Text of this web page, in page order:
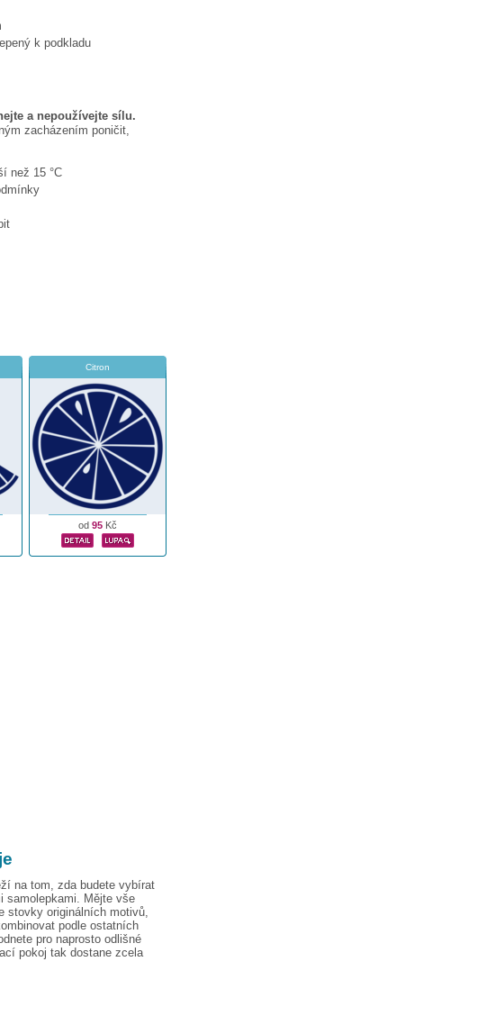
k podkladu
a nepoužívejte sílu.
zacházením poničit,
než 15 °C
Citron
od 95 Kč
na tom, zda budete vybírat
samolepkami. Mějte vše
stovky originálních motivů,
podle ostatních
pro naprosto odlišné
pokoj tak dostane zcela